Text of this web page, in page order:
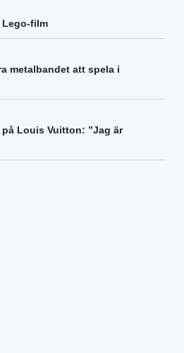
Lego-film
metalbandet att spela i
Louis Vuitton: ”Jag är